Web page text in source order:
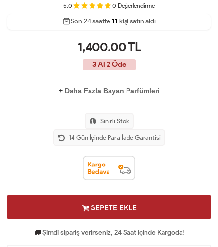
5.0 0 Değerlendirme
23 31
Son 24 saatte 11 kişi satın aldı
1,400.00TL
3 Al 2 Öde
+ Daha Fazla Bayan Parfümleri
Sınırlı Stok
14 Gün İçinde Para İade Garantisi
SEPETE EKLE
Şimdi sipariş verirseniz, 24 Saat içinde Kargoda!